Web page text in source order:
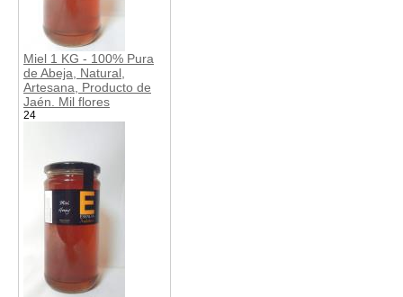
Miel 1 KG - 100% Pura
de Abeja, Natural,
Artesana, Producto de
Jaén. Mil flores
24